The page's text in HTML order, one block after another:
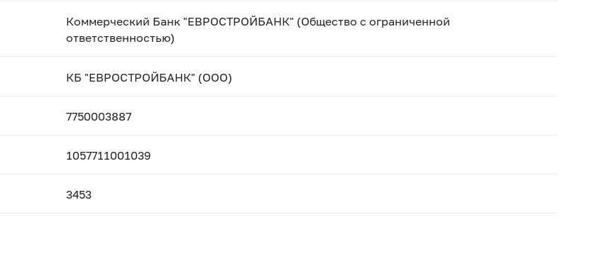
Коммерческий Банк "ЕВРОСТРОЙБАНК" (Общество с ограниченной
ответственностью)
КБ "ЕВРОСТРОЙБАНК" (ООО)
7750003887
1057711001039
3453